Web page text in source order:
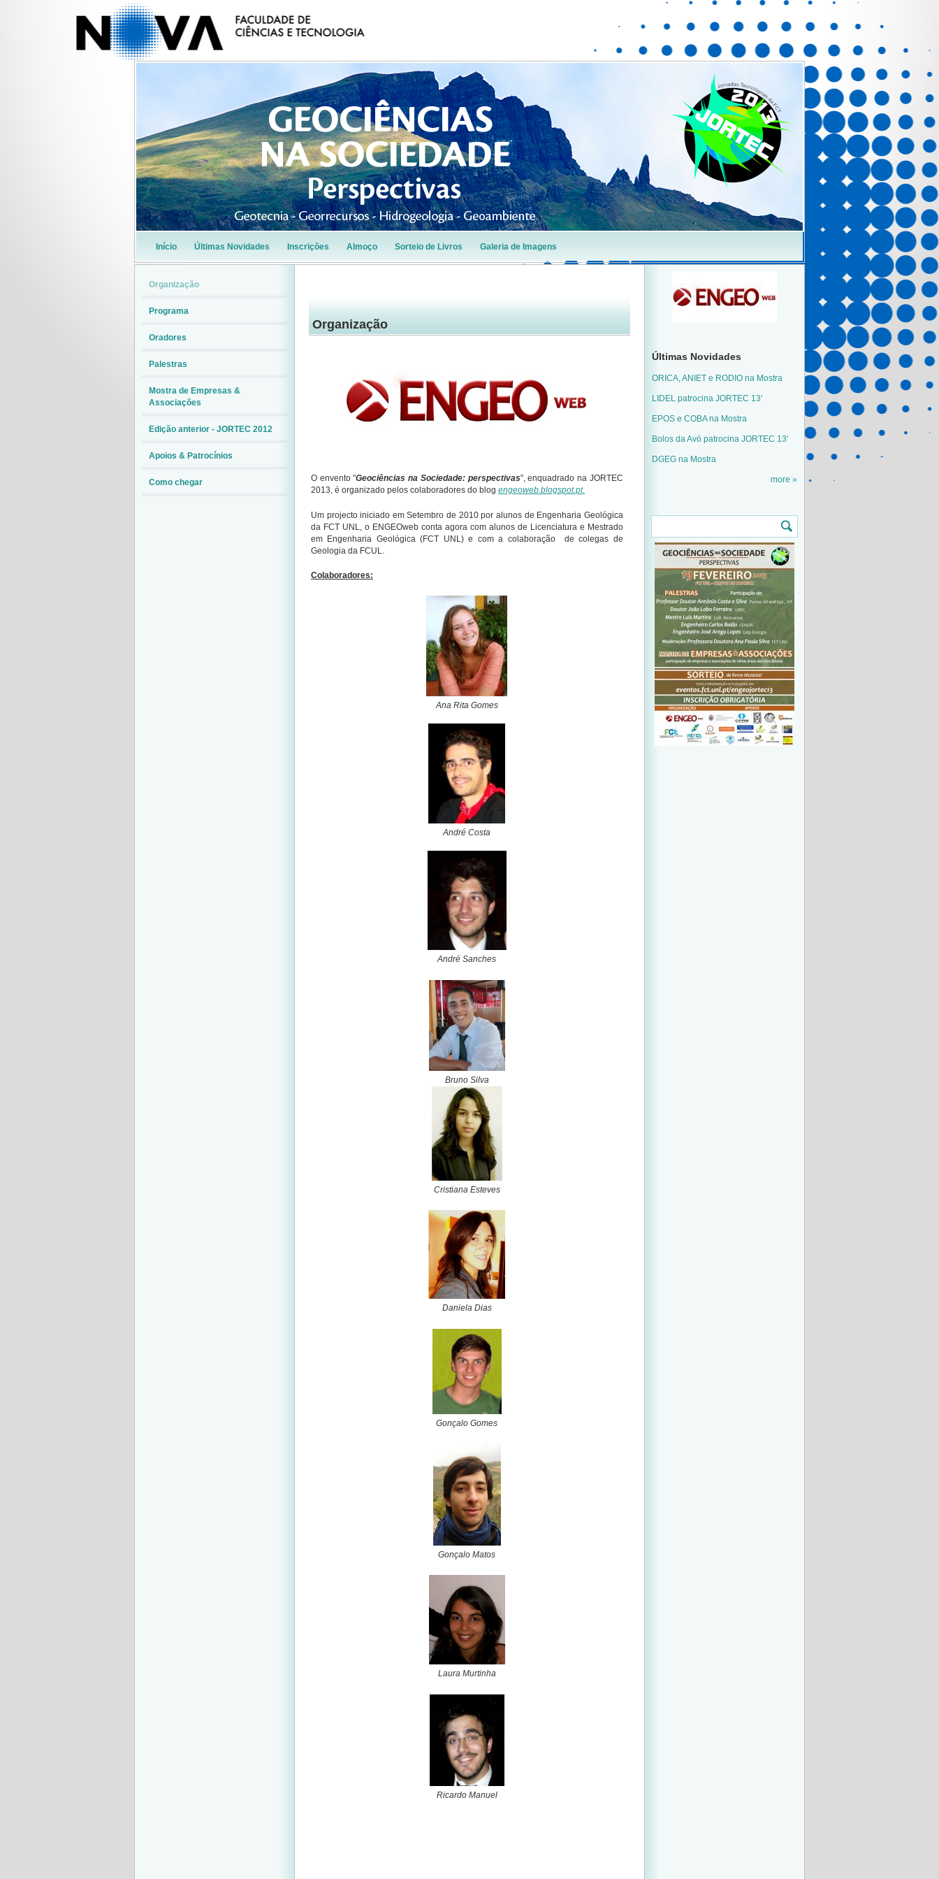
Início Últimas Novidades Inscrições Almoço Sorteio de Livros Galeria de Imagens
Organização
O envento "Geociências na Sociedade: perspectivas", enquadrado na JORTEC
2013, é organizado pelos colaboradores do blog engeoweb.blogspot.pt.
Um projecto iniciado em Setembro de 2010 por alunos de Engenharia Geológica
da FCT UNL, o ENGEOweb conta agora com alunos de Licenciatura e Mestrado
em Engenharia Geológica (FCT UNL) e com a colaboração de colegas de
Geologia da FCUL.
Colaboradores:
Ana Rita Gomes
André Costa
André Sanches
Bruno Silva
Cristiana Esteves
Daniela Dias
Gonçalo Gomes
Gonçalo Matos
Laura Murtinha
Ricardo Manuel
Organização
Programa
Oradores
Palestras
Mostra de Empresas &
Associações
Edição anterior - JORTEC 2012
Apoios & Patrocínios
Como chegar
Últimas Novidades
ORICA, ANIET e RODIO na Mostra
LIDEL patrocina JORTEC 13'
EPOS e COBA na Mostra
Bolos da Avó patrocina JORTEC 13'
DGEG na Mostra
more